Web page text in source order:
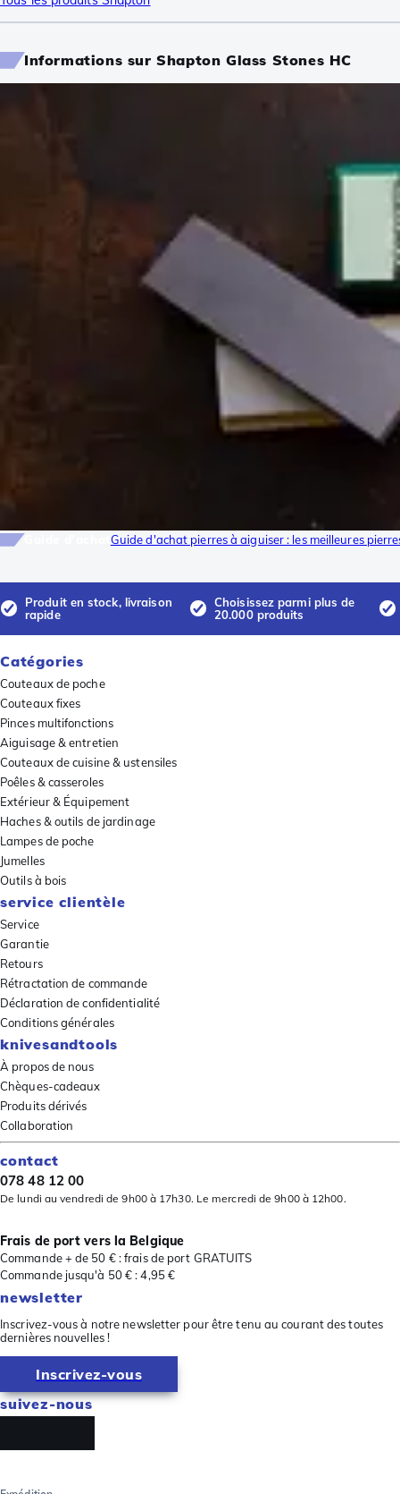
Informations sur Shapton Glass Stones HC
Guide d'achat pierres à aiguiser : les meilleures
Produit en stock, livraison
rapide
Choisissez parmi plus de
20.000 produits
Catégories
Couteaux de poche
Couteaux fixes
Pinces multifonctions
Aiguisage & entretien
Couteaux de cuisine & ustensiles
Poêles & casseroles
Extérieur & Équipement
Haches & outils de jardinage
Lampes de poche
Jumelles
Outils à bois
service clientèle
Service
Garantie
Retours
Rétractation de commande
Déclaration de confidentialité
Conditions générales
knivesandtools
À propos de nous
Chèques-cadeaux
Produits dérivés
Collaboration
contact
078 48 12 00
De lundi au vendredi de 9h00 à 17h30. Le mercredi de 9h00 à 12h00.
Frais de port vers la Belgique
Commande + de 50 € : frais de port GRATUITS
Commande jusqu'à 50 € : 4,95 €
newsletter
Inscrivez-vous à notre newsletter pour être tenu au courant des toutes
dernières nouvelles !
Inscrivez-vous
suivez-nous